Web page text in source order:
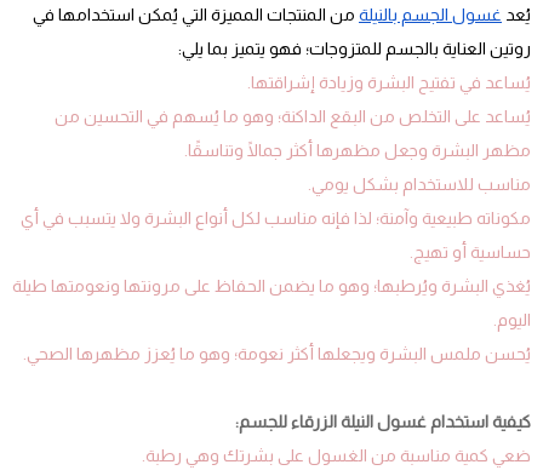
يُعد غسول الجسم بالنيلة من المنتجات المميزة التي يُمكن استخدامها في
روتين العناية بالجسم للمتزوجات؛ فهو يتميز بما يلي:
يُساعد في تفتيح البشرة وزيادة إشراقتها.
يُساعد على التخلص من البقع الداكنة؛ وهو ما يُسهم في التحسين من
مظهر البشرة وجعل مظهرها أكثر جمالًا وتناسقًا.
مناسب للاستخدام بشكل يومي.
مكوناته طبيعية وآمنة؛ لذا فإنه مناسب لكل أنواع البشرة ولا يتسبب في أي
حساسية أو تهيج.
يُغذي البشرة ويُرطبها؛ وهو ما يضمن الحفاظ على مرونتها ونعومتها طيلة
اليوم.
يُحسن ملمس البشرة ويجعلها أكثر نعومة؛ وهو ما يُعزز مظهرها الصحي.
كيفية استخدام غسول النيلة الزرقاء للجسم:
ضعي كمية مناسبة من الغسول على بشرتك وهي رطبة.